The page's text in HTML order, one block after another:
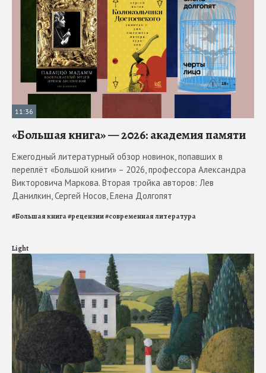
11:36
«Большая книга» — 2026: академия памяти
Ежегодный литературный обзор новинок, попавших в
переплёт «Большой книги» – 2026, профессора Александра
Викторовича Маркова. Вторая тройка авторов: Лев
Данилкин, Сергей Носов, Елена Долгопят
#Большая книга#рецензии#современная литература
Light